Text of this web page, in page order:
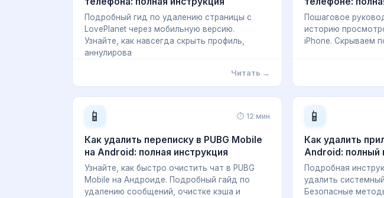
Подробный гид по удалению страницы с
LovePlanet через мобильную версию.
Узнайте, как навсегда скрыть профиль,
аннулирова
Читать →
Пошаговое
историю
iPhone. Скрываем
📱 ⏱ 12 мин
Как удалить переписку в PUBG Mobile
на Android: полная инструкция
Узнайте, как быстро очистить чат в PUBG
Mobile на Андроиде. Подробный гайд по
удалению сообщений, очистке кэша и
📱
Как удалить
Android: полный
Подробная
удалить
Безопасные